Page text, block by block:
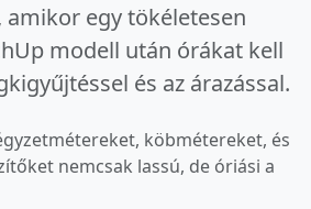
egy tökéletesen
modell után órákat kell
és az árazással.
köbmétereket, és
nemcsak lassú, de óriási a